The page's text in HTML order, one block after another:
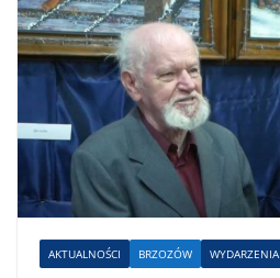
AKTUALNOŚCI BRZOZÓW WYDARZENIA